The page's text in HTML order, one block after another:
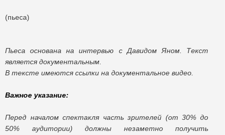
(пьеса)
Пьеса основана на интервью с Давидом Яном. Текст
является документальным.
В тексте имеются ссылки на документальное видео.
Важное указание:
Перед началом спектакля часть зрителей (от 30% до
50% аудитории) должны незаметно получить